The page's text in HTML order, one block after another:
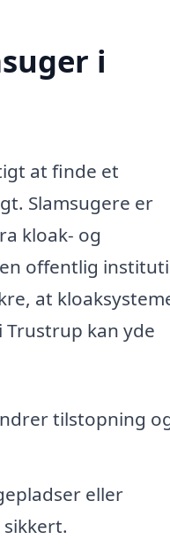
i
at finde et
Slamsugere er
kloak- og
offentlig
at
kan yde
tilstopning
eller